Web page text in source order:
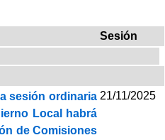
Sesión
sesión ordinaria
Local habrá
de Comisiones
21/11/2025